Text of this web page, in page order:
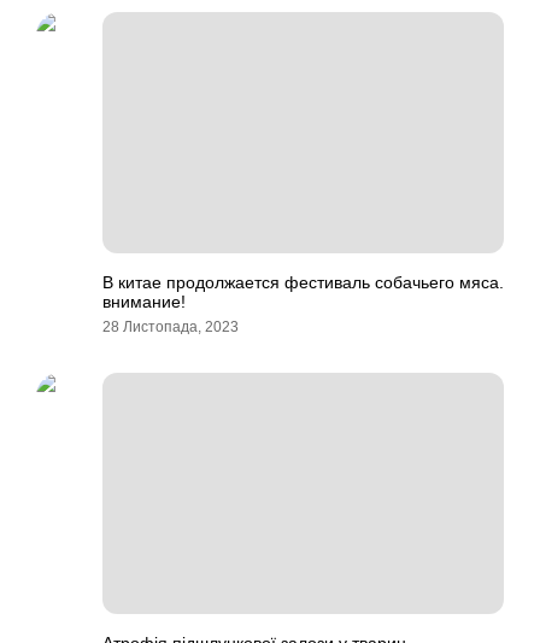
В китае продолжается фестиваль собачьего мяса.
внимание!
28 Листопада, 2023